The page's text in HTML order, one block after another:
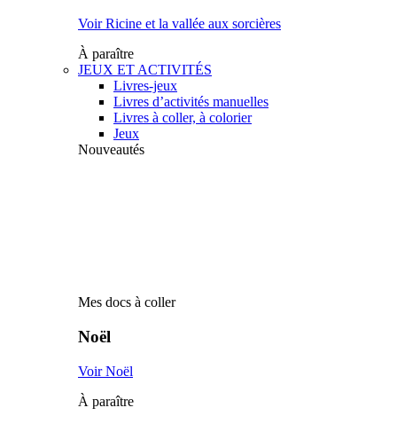
Voir Ricine et la vallée aux sorcières
À paraître
JEUX ET ACTIVITÉS
Livres-jeux
Livres d’activités manuelles
Livres à coller, à colorier
Jeux
Nouveautés
Mes docs à coller
Noël
Voir Noël
À paraître